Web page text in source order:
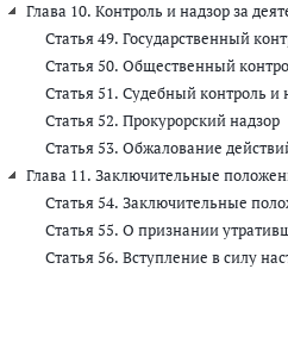
Глава 10. Контроль и надзор за
Статья 49. Государственный
Статья 50. Общественный
Статья 51. Судебный контроль и
Статья 52. Прокурорский надзор
Статья 53. Обжалование
Глава 11. Заключительные
Статья 54. Заключительные
Статья 55. О признании
Статья 56. Вступление в силу